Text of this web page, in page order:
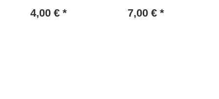
4,00 € * 7,00 € *